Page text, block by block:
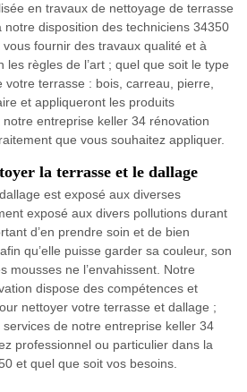
en travaux de nettoyage de terrasse
disposition des techniciens 34350
fournir des travaux qualité et à
les règles de l’art ; quel que soit le type
votre terrasse : bois, carreau, pierre,
et appliqueront les produits
entreprise keller 34 rénovation
que vous souhaitez appliquer.
la terrasse et le dallage
est exposé aux diverses
exposé aux divers pollutions durant
d’en prendre soin et de bien
qu’elle puisse garder sa couleur, son
mousses ne l’envahissent. Notre
dispose des compétences et
nettoyer votre terrasse et dallage ;
de notre entreprise keller 34
professionnel ou particulier dans la
et quel que soit vos besoins.